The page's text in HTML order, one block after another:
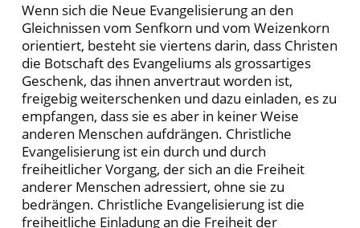
Wenn sich die Neue Evangelisierung an den
Gleichnissen vom Senfkorn und vom Weizenkorn
orientiert, besteht sie viertens darin, dass Christen
die Botschaft des Evangeliums als grossartiges
Geschenk, das ihnen anvertraut worden ist,
freigebig weiterschenken und dazu einladen, es zu
empfangen, dass sie es aber in keiner Weise
anderen Menschen aufdrängen. Christliche
Evangelisierung ist ein durch und durch
freiheitlicher Vorgang, der sich an die Freiheit
anderer Menschen adressiert, ohne sie zu
bedrängen. Christliche Evangelisierung ist die
freiheitliche Einladung an die Freiheit der